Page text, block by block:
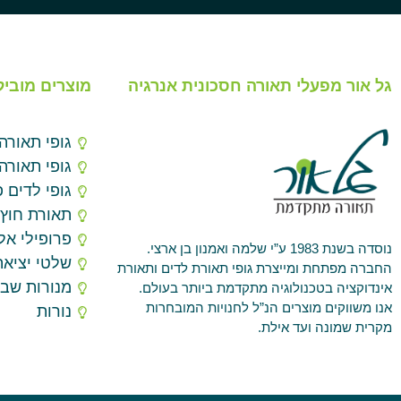
גל אור מפעלי תאורה חסכונית אנרגיה
נוסדה בשנת 1983 ע”י שלמה ואמנון בן ארצי.
החברה מפתחת ומייצרת גופי תאורת לדים ותאורת
אינדוקציה בטכנולוגיה מתקדמת ביותר בעולם.
אנו משווקים מוצרים הנ”ל לחנויות המובחרות
מקרית שמונה ועד אילת.
מוצרים
גופי
גופי
גופי לדים
תאורת חוץ
פרופילי
שלטי
מנורות
נורות